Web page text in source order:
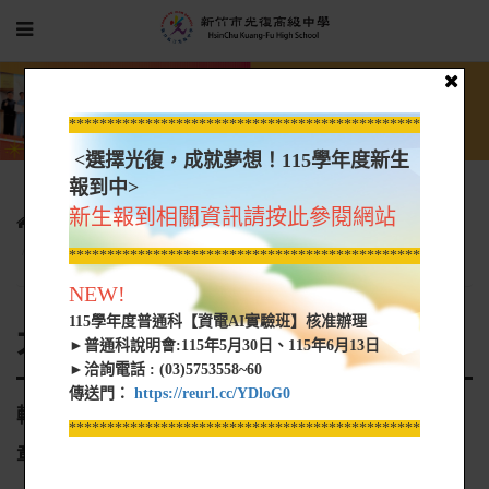
光復新聞
大學營隊資訊
轉知 黎明技術學院「2025金工達人競賽」活動簡章
大學營隊資訊
轉知 黎明技術學院「2025金工達人競賽」活動簡
章
*****************************************************
<選擇光復，成就夢想！115學年度新生
報到中>
新生報到相關資訊請按此參閱網站
*****************************************************
NEW!
115學年度普通科【資電AI實驗班】核准辦理
►普通科說明會:115年5月30日、115年6月13日
►洽詢電話 : (03)5753558~60
傳送門： https://reurl.cc/YDloG0
*****************************************************